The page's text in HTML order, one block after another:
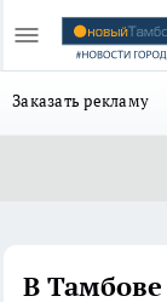
Заказать рекламу
В Тамбове